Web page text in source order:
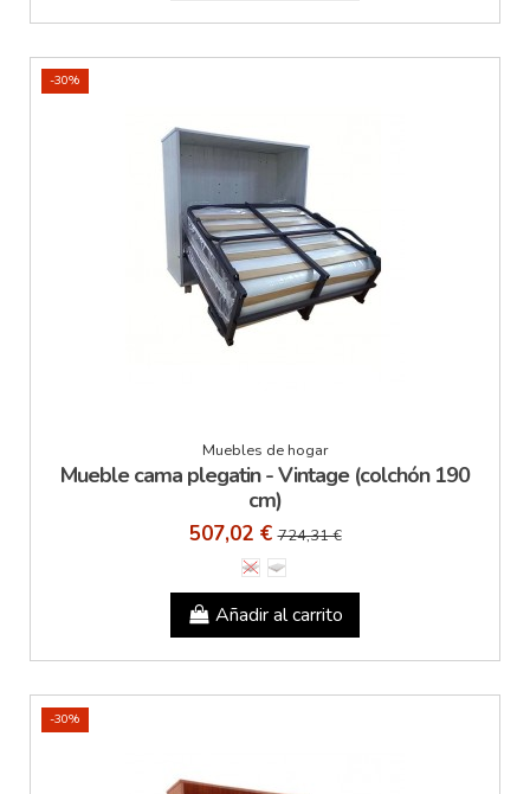
-30%
Muebles de hogar
Mueble cama plegatin - Vintage (colchón 190
cm)
507,02 €724,31 €
Añadir al carrito
-30%